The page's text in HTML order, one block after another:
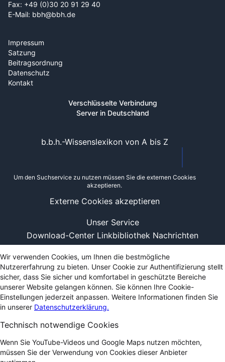
Fax: +49 (0)30 20 91 29 40
E-Mail: bbh@bbh.de
Impressum
Satzung
Beitragsordnung
Datenschutz
Kontakt
Verschlüsselte Verbindung
Server in Deutschland
Unser Service
Download-Center Linkbibliothek Nachrichten
b.b.h.-Wissenslexikon von A bis Z
Um den Suchservice zu nutzen müssen Sie die externen Cookies
akzeptieren.
Externe Cookies akzeptieren
Wir verwenden Cookies, um Ihnen die bestmögliche
Nutzererfahrung zu bieten. Unser Cookie zur Authentifizierung stellt
sicher, dass Sie sicher und komfortabel in geschützte Bereiche
unserer Website gelangen können. Sie können Ihre Cookie-
Einstellungen jederzeit anpassen. Weitere Informationen finden Sie
in unserer Datenschutzerklärung.
Technisch notwendige Cookies
Wenn Sie YouTube-Videos und Google Maps nutzen möchten,
müssen Sie der Verwendung von Cookies dieser Anbieter